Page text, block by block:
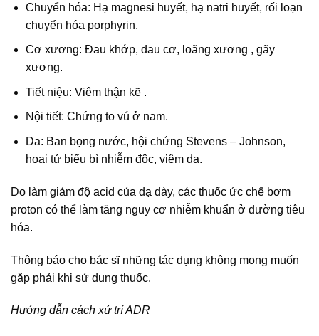
Chuyển hóa: Hạ magnesi huyết, hạ natri huyết, rối loạn
chuyển hóa porphyrin.
Cơ xương: Đau khớp, đau cơ, loãng xương , gãy
xương.
Tiết niệu: Viêm thận kẽ .
Nội tiết: Chứng to vú ở nam.
Da: Ban bọng nước, hội chứng Stevens – Johnson,
hoại tử biểu bì nhiễm độc, viêm da.
Do làm giảm độ acid của dạ dày, các thuốc ức chế bơm
proton có thể làm tăng nguy cơ nhiễm khuẩn ở đường tiêu
hóa.
Thông báo cho bác sĩ những tác dụng không mong muốn
gặp phải khi sử dụng thuốc.
Hướng dẫn cách xử trí ADR